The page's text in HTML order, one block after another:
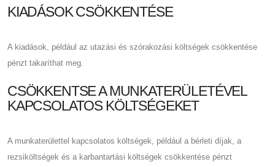
KIADÁSOK CSÖKKENTÉSE
A kiadások, például az utazási és szórakozási költségek csökkentése
pénzt takaríthat meg.
CSÖKKENTSE A MUNKATERÜLETÉVEL
KAPCSOLATOS KÖLTSÉGEKET
A munkaterülettel kapcsolatos költségek, például a bérleti díjak, a
rezsiköltségek és a karbantartási költségek csökkentése pénzt